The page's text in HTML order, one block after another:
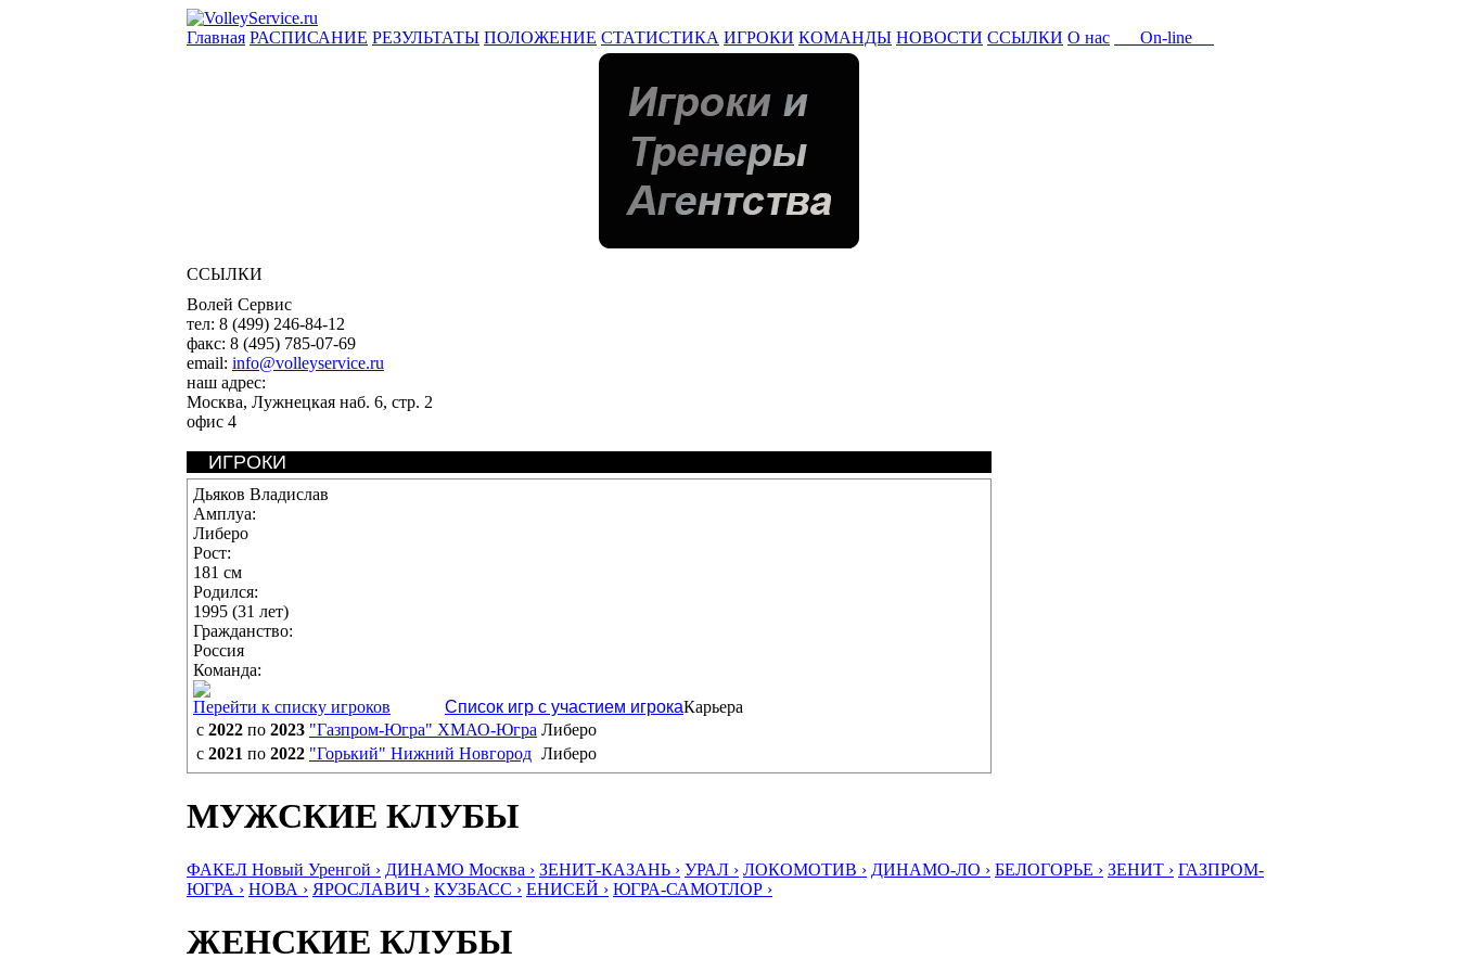
Главная РАСПИСАНИЕ РЕЗУЛЬТАТЫ ПОЛОЖЕНИЕ СТАТИСТИКА ИГРОКИ КОМАНДЫ НОВОСТИ ССЫЛКИ О нас On-line
ССЫЛКИ
Волей Сервис
тел: 8 (499) 246-84-12
факс: 8 (495) 785-07-69
email: info@volleyservice.ru
наш адрес:
Москва, Лужнецкая наб. 6, стр. 2
офис 4
ИГРОКИ
Дьяков Владислав
Амплуа:
Либеро
Рост:
181 см
Родился:
1995 (31 лет)
Гражданство:
Россия
Команда:
Перейти к списку игроков
Список игр с участием игрокаКарьера
с 2022 по 2023 "Газпром-Югра" ХМАО-Югра Либеро
с 2021 по 2022 "Горький" Нижний Новгород Либеро
МУЖСКИЕ КЛУБЫ
ФАКЕЛ Новый Уренгой › ДИНАМО Москва › ЗЕНИТ-КАЗАНЬ › УРАЛ › ЛОКОМОТИВ › ДИНАМО-ЛО › БЕЛОГОРЬЕ › ЗЕНИТ › ГАЗПРОМ-
ЮГРА › НОВА › ЯРОСЛАВИЧ › КУЗБАСС › ЕНИСЕЙ › ЮГРА-САМОТЛОР ›
ЖЕНСКИЕ КЛУБЫ